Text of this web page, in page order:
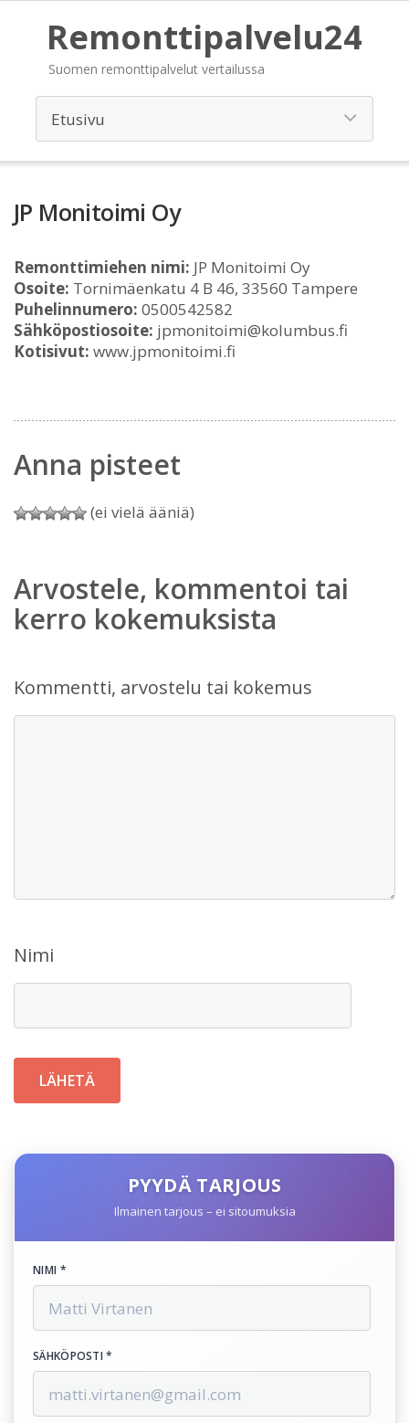
Remonttipalvelu24
Suomen remonttipalvelut vertailussa
JP Monitoimi Oy
Remonttimiehen nimi: JP Monitoimi Oy
Osoite: Tornimäenkatu 4 B 46, 33560 Tampere
Puhelinnumero: 0500542582
Sähköpostiosoite: jpmonitoimi@kolumbus.fi
Kotisivut: www.jpmonitoimi.fi
Anna pisteet
(ei vielä ääniä)
Arvostele, kommentoi tai
kerro kokemuksista
Kommentti, arvostelu tai kokemus
Nimi
PYYDÄ TARJOUS
Ilmainen tarjous – ei sitoumuksia
NIMI *
SÄHKÖPOSTI *